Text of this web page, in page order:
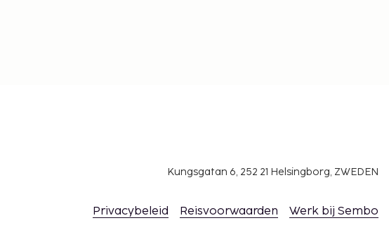
Kungsgatan 6, 252 21 Helsingborg, ZWEDEN
Privacybeleid Reisvoorwaarden Werk bij Sembo